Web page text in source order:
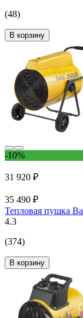
(48)
В корзину
-10%
31 920 ₽
35 490 ₽
Тепловая пушка
4.3
(374)
В корзину